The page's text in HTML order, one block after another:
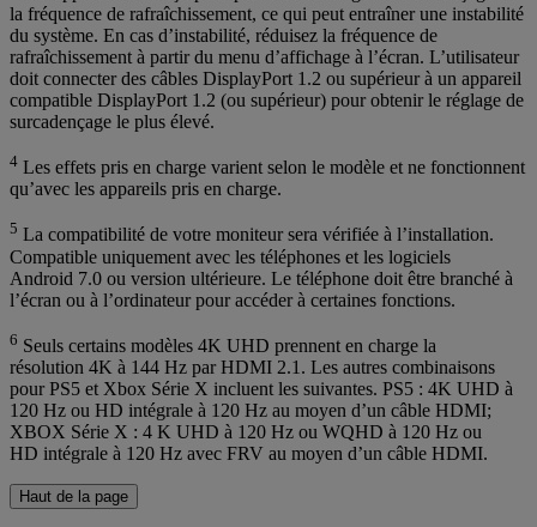
la fréquence de rafraîchissement, ce qui peut entraîner une instabilité
du système. En cas d’instabilité, réduisez la fréquence de
rafraîchissement à partir du menu d’affichage à l’écran. L’utilisateur
doit connecter des câbles DisplayPort 1.2 ou supérieur à un appareil
compatible DisplayPort 1.2 (ou supérieur) pour obtenir le réglage de
surcadençage le plus élevé.
4 Les effets pris en charge varient selon le modèle et ne fonctionnent
qu’avec les appareils pris en charge.
5 La compatibilité de votre moniteur sera vérifiée à l’installation.
Compatible uniquement avec les téléphones et les logiciels
Android 7.0 ou version ultérieure. Le téléphone doit être branché à
l’écran ou à l’ordinateur pour accéder à certaines fonctions.
6 Seuls certains modèles 4K UHD prennent en charge la
résolution 4K à 144 Hz par HDMI 2.1. Les autres combinaisons
pour PS5 et Xbox Série X incluent les suivantes. PS5 : 4K UHD à
120 Hz ou HD intégrale à 120 Hz au moyen d’un câble HDMI;
XBOX Série X : 4 K UHD à 120 Hz ou WQHD à 120 Hz ou
HD intégrale à 120 Hz avec FRV au moyen d’un câble HDMI.
Haut de la page